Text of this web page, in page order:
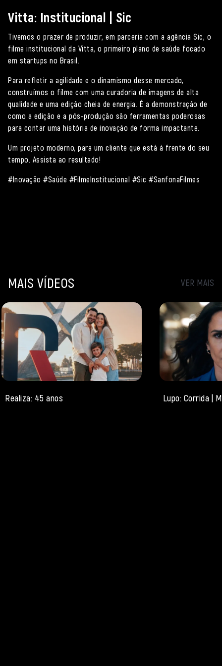
Vitta: Institucional | Sic
Tivemos o prazer de produzir, em parceria com a agência Sic, o
filme institucional da Vitta, o primeiro plano de saúde focado
em startups no Brasil.
Para refletir a agilidade e o dinamismo desse mercado,
construímos o filme com uma curadoria de imagens de alta
qualidade e uma edição cheia de energia. É a demonstração de
como a edição e a pós-produção são ferramentas poderosas
para contar uma história de inovação de forma impactante.
Um projeto moderno, para um cliente que está à frente do seu
tempo. Assista ao resultado!
#Inovação #Saúde #FilmeInstitucional #Sic #SanfonaFilmes
MAIS VÍDEOS VER MAIS
Realiza: 45 anos Lupo: Corrida |